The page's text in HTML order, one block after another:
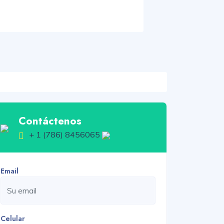
Contáctenos
+ 1 (786) 8456065
Email
Celular